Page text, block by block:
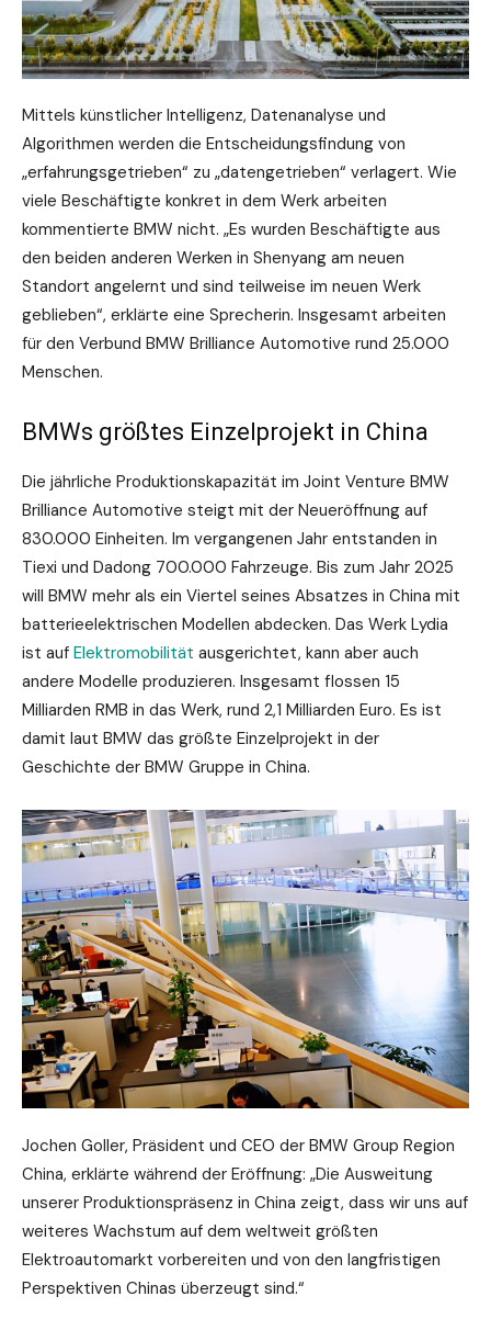
Mittels künstlicher Intelligenz, Datenanalyse und
Algorithmen werden die Entscheidungsfindung von
„erfahrungsgetrieben“ zu „datengetrieben“ verlagert. Wie
viele Beschäftigte konkret in dem Werk arbeiten
kommentierte BMW nicht. „Es wurden Beschäftigte aus
den beiden anderen Werken in Shenyang am neuen
Standort angelernt und sind teilweise im neuen Werk
geblieben“, erklärte eine Sprecherin. Insgesamt arbeiten
für den Verbund BMW Brilliance Automotive rund 25.000
Menschen.
BMWs größtes Einzelprojekt in China
Die jährliche Produktionskapazität im Joint Venture BMW
Brilliance Automotive steigt mit der Neueröffnung auf
830.000 Einheiten. Im vergangenen Jahr entstanden in
Tiexi und Dadong 700.000 Fahrzeuge. Bis zum Jahr 2025
will BMW mehr als ein Viertel seines Absatzes in China mit
batterieelektrischen Modellen abdecken. Das Werk Lydia
ist auf Elektromobilität ausgerichtet, kann aber auch
andere Modelle produzieren. Insgesamt flossen 15
Milliarden RMB in das Werk, rund 2,1 Milliarden Euro. Es ist
damit laut BMW das größte Einzelprojekt in der
Geschichte der BMW Gruppe in China.
Jochen Goller, Präsident und CEO der BMW Group Region
China, erklärte während der Eröffnung: „Die Ausweitung
unserer Produktionspräsenz in China zeigt, dass wir uns auf
weiteres Wachstum auf dem weltweit größten
Elektroautomarkt vorbereiten und von den langfristigen
Perspektiven Chinas überzeugt sind.“